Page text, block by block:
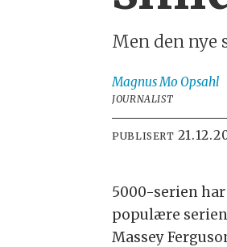
Men den nye
MagnusMo Opsahl
JOURNALIST
PUBLISERT
5000-serien
populære
Massey